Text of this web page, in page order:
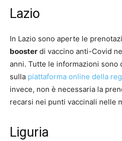
Lazio
In Lazio sono aperte le
booster di vaccino anti-Covid
anni. Tutte le informazioni sono
sulla piattaforma online della
invece, non è necessaria la
recarsi nei punti vaccinali nelle
Liguria